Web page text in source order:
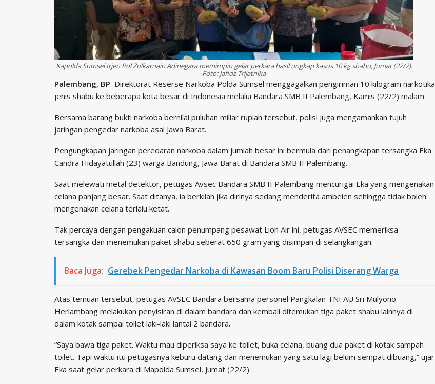
Kapolda Sumsel Irjen Pol Zulkarnain Adinegara memimpin gelar perkara hasil ungkap kasus 10 kg shabu, Jumat (22/2).
Foto: Jafidz Trijatnika
Palembang, BP–Direktorat Reserse Narkoba Polda Sumsel menggagalkan pengiriman 10 kilogram narkotika
jenis shabu ke beberapa kota besar di Indonesia melalui Bandara SMB II Palembang, Kamis (22/2) malam.
Bersama barang bukti narkoba bernilai puluhan miliar rupiah tersebut, polisi juga mengamankan tujuh
jaringan pengedar narkoba asal Jawa Barat.
Pengungkapan jaringan peredaran narkoba dalam jumlah besar ini bermula dari penangkapan tersangka Eka
Candra Hidayatullah (23) warga Bandung, Jawa Barat di Bandara SMB II Palembang.
Saat melewati metal detektor, petugas Avsec Bandara SMB II Palembang mencurigai Eka yang mengenakan
celana panjang besar. Saat ditanya, ia berkilah jika dirinya sedang menderita ambeien sehingga tidak boleh
mengenakan celana terlalu ketat.
Tak percaya dengan pengakuan calon penumpang pesawat Lion Air ini, petugas AVSEC memeriksa
tersangka dan menemukan paket shabu seberat 650 gram yang disimpan di selangkangan.
Baca Juga: Gerebek Pengedar Narkoba di Kawasan Boom Baru Polisi Diserang Warga
Atas temuan tersebut, petugas AVSEC Bandara bersama personel Pangkalan TNI AU Sri Mulyono
Herlambang melakukan penyisiran di dalam bandara dan kembali ditemukan tiga paket shabu lainnya di
dalam kotak sampai toilet laki-laki lantai 2 bandara.
“Saya bawa tiga paket. Waktu mau diperiksa saya ke toilet, buka celana, buang dua paket di kotak sampah
toilet. Tapi waktu itu petugasnya keburu datang dan menemukan yang satu lagi belum sempat dibuang,” ujar
Eka saat gelar perkara di Mapolda Sumsel, Jumat (22/2).